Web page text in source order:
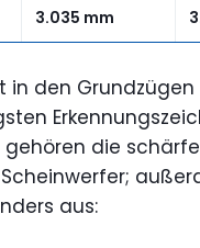
3.035 mm
in den
gehören die
aus: